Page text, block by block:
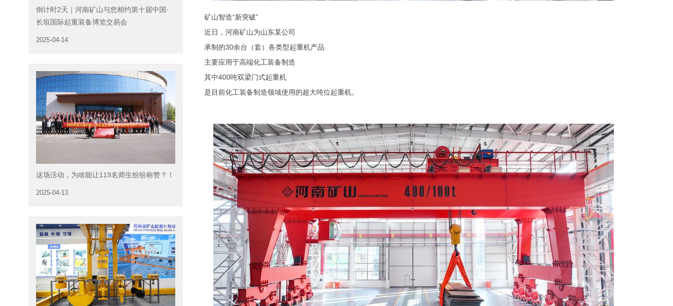
倒计时2天｜河南矿山与您相约第十届中国·
长垣国际起重装备博览交易会
2025-04-14
这场活动，为啥能让119名师生纷纷称赞？！
2025-04-13
矿山智造“新突破”
近日，河南矿山为山东某公司
承制的30余台（套）各类型起重机产品
主要应用于高端化工装备制造
其中400吨双梁门式起重机
是目前化工装备制造领域使用的超大吨位起重机。